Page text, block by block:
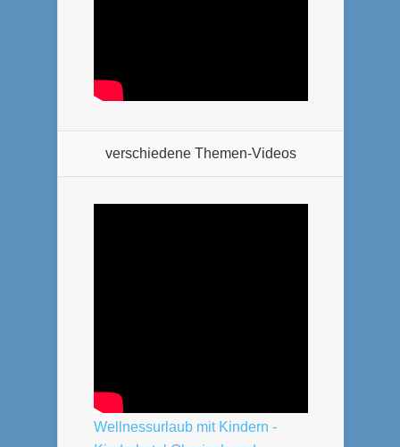
verschiedene Themen-Videos
Wellnessurlaub mit Kindern -